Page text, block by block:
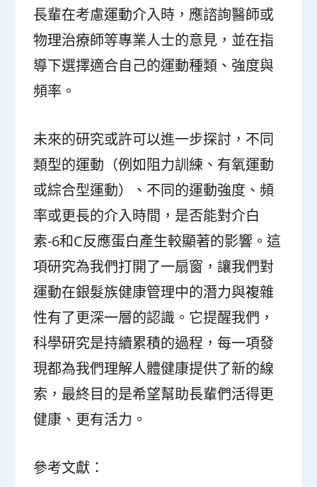
長輩在考慮運動介入時，應諮詢醫師或
物理治療師等專業人士的意見，並在指
導下選擇適合自己的運動種類、強度與
頻率。
未來的研究或許可以進一步探討，不同
類型的運動（例如阻力訓練、有氧運動
或綜合型運動）、不同的運動強度、頻
率或更長的介入時間，是否能對介白
素-6和C反應蛋白產生較顯著的影響。這
項研究為我們打開了一扇窗，讓我們對
運動在銀髮族健康管理中的潛力與複雜
性有了更深一層的認識。它提醒我們，
科學研究是持續累積的過程，每一項發
現都為我們理解人體健康提供了新的線
索，最終目的是希望幫助長輩們活得更
健康、更有活力。
參考文獻：